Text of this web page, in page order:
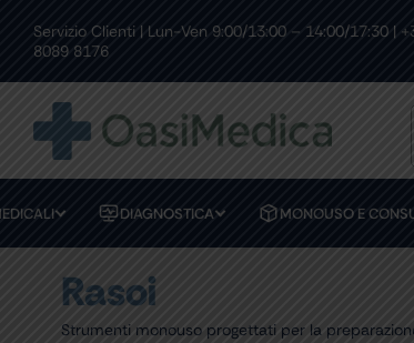
content
Servizio Clienti | Lun-Ven 9:00/13:00 – 14:00/17:30 |
8089 8176
RESI FACILI
DIAGNOSTICA MONOUSO E
Rasoi
Strumenti monouso progettati per la